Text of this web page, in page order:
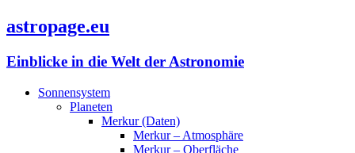
astropage.eu
Einblicke in die Welt der Astronomie
Sonnensystem
Planeten
Merkur (Daten)
Merkur – Atmosphäre
Merkur – Oberfläche